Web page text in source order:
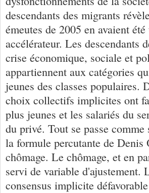
descendants des migrants
émeutes de 2005 en avaient
accélérateur. Les descendants
crise économique, sociale et
appartiennent aux catégories
jeunes des classes populaires.
choix collectifs implicites ont
plus jeunes et les salariés du
du privé. Tout se passe
la formule percutante de Denis
chômage. Le chômage, et en
servi de variable d'ajustement.
consensus implicite